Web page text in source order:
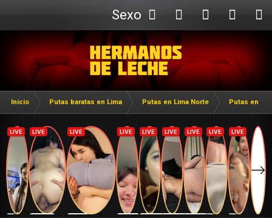
Sexo
Webcam
Inicio Putas baratas en Lima Putas en Lima Norte Putas en